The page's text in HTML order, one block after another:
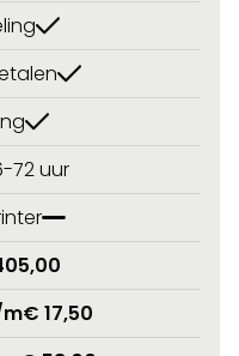
72 uur
€ 17,50